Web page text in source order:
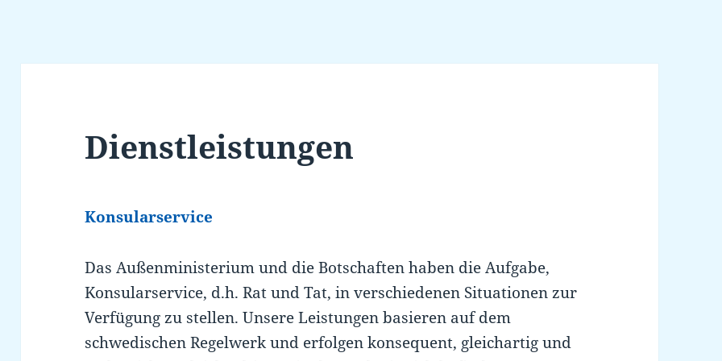
Dienstleistungen
Konsularservice
Das Außenministerium und die Botschaften haben die Aufgabe,
Konsularservice, d.h. Rat und Tat, in verschiedenen Situationen zur
Verfügung zu stellen. Unsere Leistungen basieren auf dem
schwedischen Regelwerk und erfolgen konsequent, gleichartig und